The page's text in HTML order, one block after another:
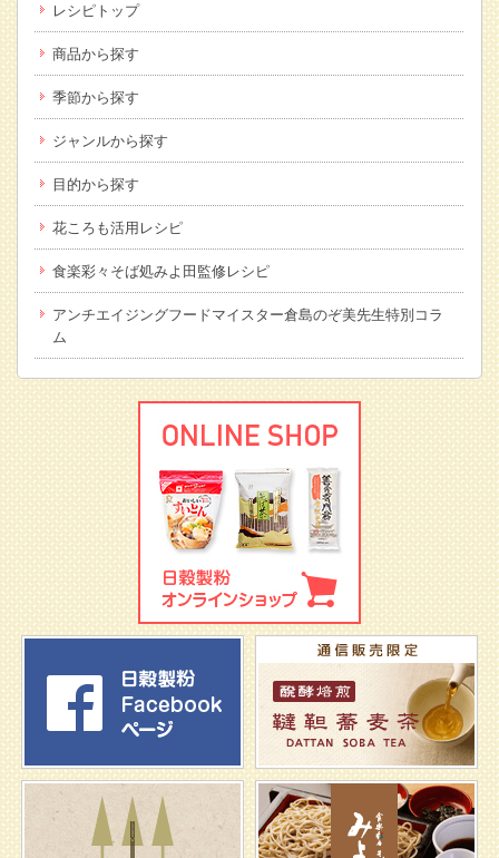
レシピトップ
商品から探す
季節から探す
ジャンルから探す
目的から探す
花ころも活用レシピ
食楽彩々そば処みよ田監修レシピ
アンチエイジングフードマイスター倉島のぞ美先生特別コラ
ム